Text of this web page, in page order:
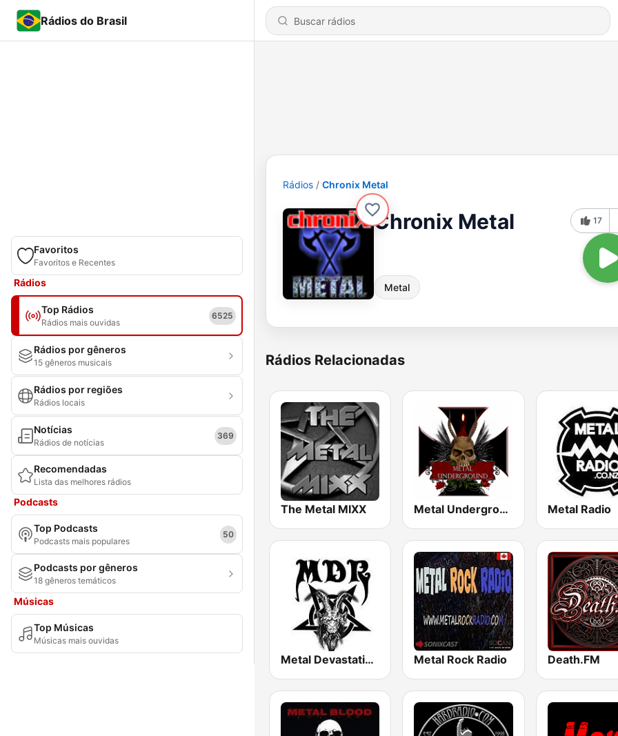
Rádios do Brasil
Favoritos
Favoritos e Recentes
Rádios
Top Rádios
Rádios mais ouvidas
6525
Rádios por gêneros
15 gêneros musicais
Rádios por regiões
Rádios locais
Notícias
Rádios de notícias
369
Recomendadas
Lista das melhores rádios
Podcasts
Top Podcasts
Podcasts mais populares
50
Podcasts por gêneros
18 gêneros temáticos
Músicas
Top Músicas
Músicas mais ouvidas
Rádios Chronix Metal
Chronix Metal
Metal
17
Rádios Relacionadas
The Metal MIXX Metal Underground Metal Radio
Metal Devastation Radio Metal Rock Radio Death.FM